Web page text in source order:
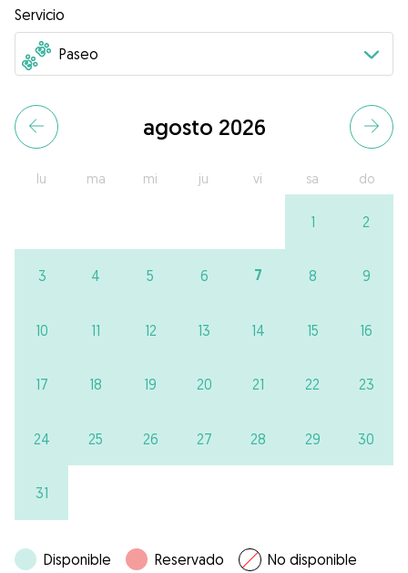
Servicio
agosto 2026
lu ma mi ju vi sa do
1 2
3 4 5 6 7 8 9
10 11 12 13 14 15 16
17 18 19 20 21 22 23
24 25 26 27 28 29 30
31
Disponible Reservado No disponible